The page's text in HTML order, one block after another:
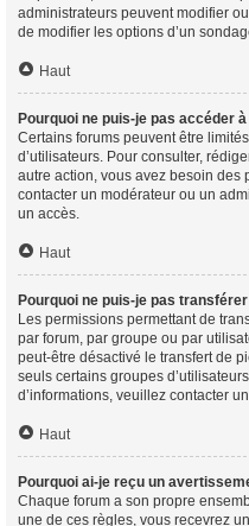
administrateurs peuvent modifier
de modifier les options d’un
Haut
Pourquoi ne puis-je pas accéder
Certains forums peuvent être
d’utilisateurs. Pour consulter,
autre action, vous avez besoin des
contacter un modérateur ou un
un accès.
Haut
Pourquoi ne puis-je pas
Les permissions permettant de
par forum, par groupe ou par
peut-être désactivé le transfert de
seuls certains groupes
d’informations, veuillez contacter
Haut
Pourquoi ai-je reçu un
Chaque forum a son propre
une de ces règles, vous recevrez